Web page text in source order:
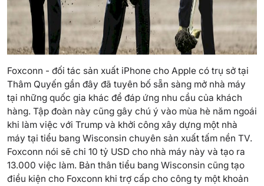
​Foxconn - đối tác sản xuất iPhone cho Apple có trụ sở tại
Thâm Quyến gần đây đã tuyên bố sẵn sàng mở nhà máy
tại những quốc gia khác để đáp ứng nhu cầu của khách
hàng. Tập đoàn này cũng gây chú ý vào mùa hè năm ngoái
khi làm việc với Trump và khởi công xây dựng một nhà
máy tại tiểu bang Wisconsin chuyên sản xuất tấm nền TV.
Foxconn nói sẽ chi 10 tỷ USD cho nhà máy này và tạo ra
13.000 việc làm. Bản thân tiểu bang Wisconsin cũng tạo
điều kiện cho Foxconn khi trợ cấp cho công ty một khoản